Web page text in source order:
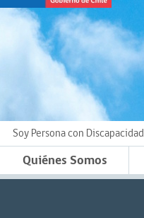
Soy Persona con Discapacidad
Quiénes Somos